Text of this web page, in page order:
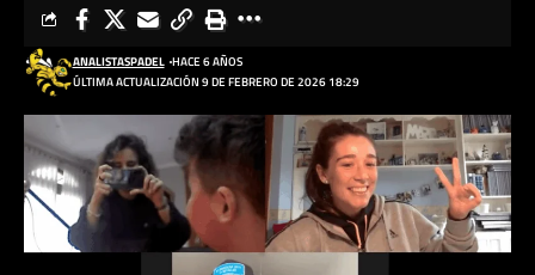
ÚLTIMA ACTUALIZACIÓN 9 DE FEBRERO DE 2026 18:29
ANALISTASPADEL HACE 6 AÑOS